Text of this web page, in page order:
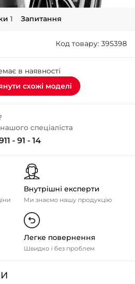
+38 (050)-911-911-2
+38 (099)-643-33-77
+38 (068)-923-74-19
- Калинова
1 Запитання
Код товару: 395398
в наявності
схожі моделі
спеціаліста
- 91 - 14
Внутрішні експерти
Ми знаємо нашу продукцію
Легке повернення
Швидко і без проблем